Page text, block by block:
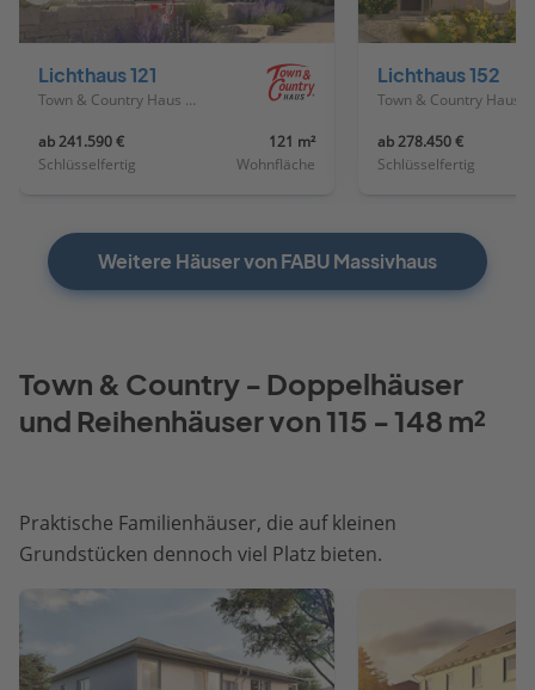
Lichthaus 121
Town & Country Haus Deutschland
ab 241.590 €
Schlüsselfertig
121 m²
Wohnfläche
Lichthaus 152
ab 278.450 €
Schlüsselfertig
Vorheriges
Haus
Weitere Häuser von FABU Massivhaus
Town & Country - Doppelhäuser
und Reihenhäuser von 115 - 148 m²
Praktische Familienhäuser, die auf kleinen
Grundstücken dennoch viel Platz bieten.